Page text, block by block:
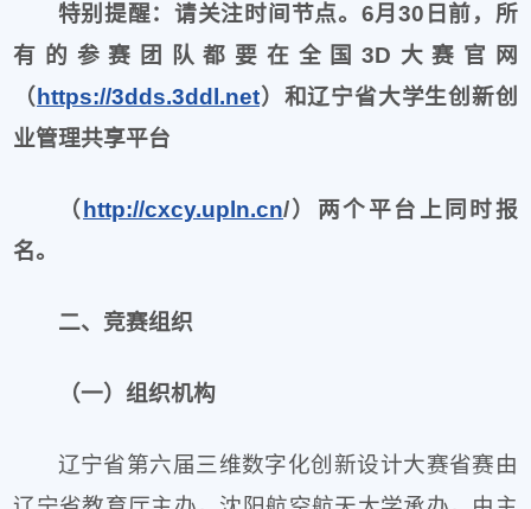
特别提醒：请关注时间节点。6月30 日前，所
有的参赛团队都要在全国 3D 大赛官网
（ https://3dds.3ddl.net）和辽宁省大学生创新创
业管理共享平台
（ http://cxcy.upln.cn/）两个平台上同时报
名。
二、竞赛组织
（一）组织机构
辽宁省第六届三维数字化创新设计大赛省赛由